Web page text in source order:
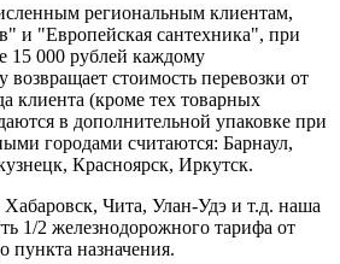
региональным клиентам,
и "Европейская сантехника", при
15 000 рублей каждому
возвращает стоимость перевозки от
клиента (кроме тех товарных
в дополнительной упаковке при
городами считаются: Барнаул,
Красноярск, Иркутск.
Чита, Улан-Удэ и т.д. наша
1/2 железнодорожного тарифа от
пункта назначения.